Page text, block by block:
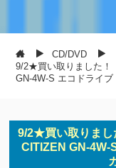
CD/DVD
9/2★買い取りました！
GN-4W-S エコドライ
9/2★買い取りまし
CITIZEN GN-4W-